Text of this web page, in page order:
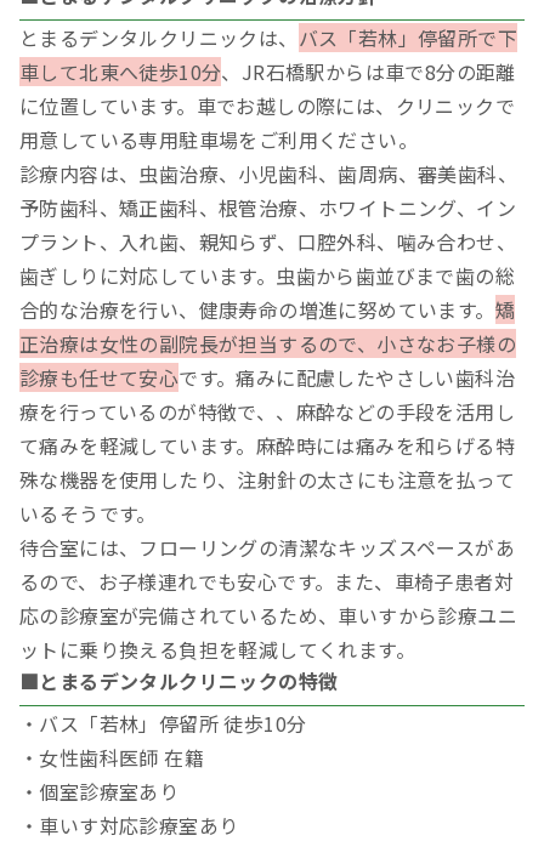
とまるデンタルクリニックは、 バス「若林」停留所で下
車して北東へ徒歩10分、JR石橋駅からは車で8分の距離
に位置しています。車でお越しの際には、クリニックで
用意している専用駐車場をご利用ください。
診療内容は、虫歯治療、小児歯科、歯周病、審美歯科、
予防歯科、矯正歯科、根管治療、ホワイトニング、イン
プラント、入れ歯、親知らず、口腔外科、噛み合わせ、
歯ぎしりに対応しています。虫歯から歯並びまで歯の総
合的な治療を行い、健康寿命の増進に努めています。 矯
正治療は女性の副院長が担当するので、小さなお子様の
診療も任せて安心です。痛みに配慮したやさしい歯科治
療を行っているのが特徴で、、麻酔などの手段を活用し
て痛みを軽減しています。麻酔時には痛みを和らげる特
殊な機器を使用したり、注射針の太さにも注意を払って
いるそうです。
待合室には、フローリングの清潔なキッズスペースがあ
るので、お子様連れでも安心です。また、車椅子患者対
応の診療室が完備されているため、車いすから診療ユニ
ットに乗り換える負担を軽減してくれます。
■とまるデンタルクリニックの特徴
・バス「若林」停留所 徒歩10分
・女性歯科医師 在籍
・個室診療室あり
・車いす対応診療室あり